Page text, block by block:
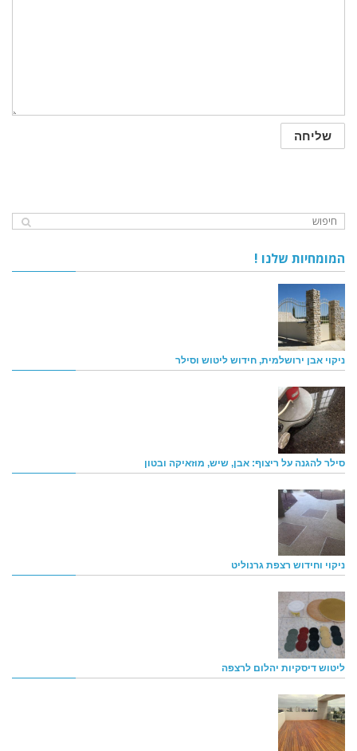
המומחיות שלנו !
ניקוי אבן ירושלמית, חידוש ליטוש וסילר
סילר להגנה על ריצוף: אבן, שיש, מוזאיקה ובטון
ניקוי וחידוש רצפת גרנוליט
ליטוש דיסקיות יהלום לרצפה